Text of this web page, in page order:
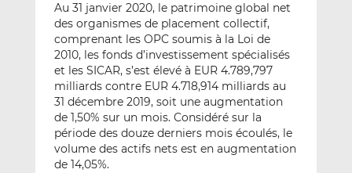
d
I
n
o
o
k
Au 31 janvier 2020, le patrimoine global net
des organismes de placement collectif,
comprenant les OPC soumis à la Loi de
2010, les fonds d’investissement spécialisés
et les SICAR, s’est élevé à EUR 4.789,797
milliards contre EUR 4.718,914 milliards au
31 décembre 2019, soit une augmentation
de 1,50% sur un mois. Considéré sur la
période des douze derniers mois écoulés, le
volume des actifs nets est en augmentation
de 14,05%.